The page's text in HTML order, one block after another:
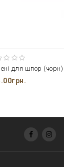
для шпор (чорн)